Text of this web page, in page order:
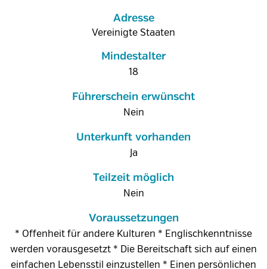
Adresse
Vereinigte Staaten
Mindestalter
18
Führerschein erwünscht
Nein
Unterkunft vorhanden
Ja
Teilzeit möglich
Nein
Voraussetzungen
* Offenheit für andere Kulturen * Englischkenntnisse
werden vorausgesetzt * Die Bereitschaft sich auf einen
einfachen Lebensstil einzustellen * Einen persönlichen